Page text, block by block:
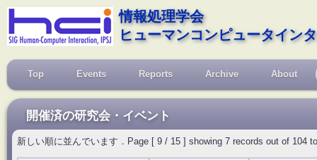
情報処理学会
ヒューマンコンピュータイン
Top Events Reports Archive About
開催済の研究会・イベント
新しい順に並んでいます．Page [ 9 / 15 ] showing 7 records out of 104